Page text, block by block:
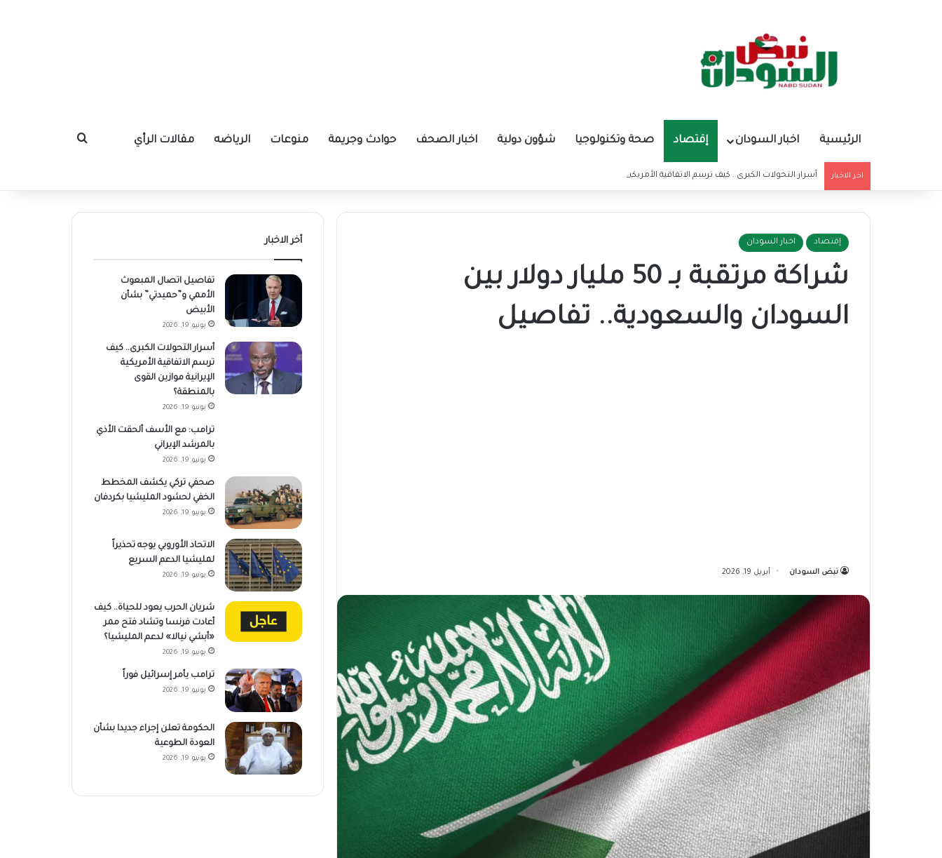
الرئيسية اخبار السودان إقتصاد صحة وتكنولوجيا شؤون دولية اخبار الصحف حوادث وجريمة منوعات الرياضه مقالات الرأي بحث عن
اخر الاخبار أسرار التحولات الكبرى.. كيف ترسم الاتفاقية الأمريكية الإيرانية موازين القوى بالمنطقة؟
إقتصاد اخبار السودان
شراكة مرتقبة بـ 50 مليار دولار بين
السودان والسعودية.. تفاصيل
نبض السودان أبريل 19, 2026
أخر الاخبار
تفاصيل اتصال المبعوث
الأممي و”حميدتي” بشأن
الأبيض
يونيو 19, 2026
أسرار التحولات الكبرى.. كيف
ترسم الاتفاقية الأمريكية
الإيرانية موازين القوى
بالمنطقة؟
يونيو 19, 2026
ترامب: مع الأسف ألحقت الأذي
بالمرشد الإيراني
يونيو 19, 2026
صحفي تركي يكشف المخطط
الخفي لحشود المليشيا بكردفان
يونيو 19, 2026
الاتحاد الأوروبي يوجه تحذيراً
لمليشيا الدعم السريع
يونيو 19, 2026
شريان الحرب يعود للحياة.. كيف
أعادت فرنسا وتشاد فتح ممر
«أبشي نيالا» لدعم المليشيا؟
يونيو 19, 2026
ترامب يأمر إسرائيل فوراً
يونيو 19, 2026
الحكومة تعلن إجراء جديدا بشأن
العودة الطوعية
يونيو 19, 2026